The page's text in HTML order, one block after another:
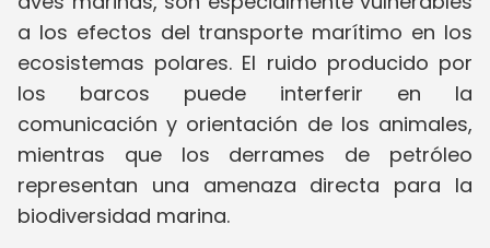
a los efectos del transporte marítimo en los
ecosistemas polares. El ruido producido por
los barcos puede interferir en la
comunicación y orientación de los animales,
mientras que los derrames de petróleo
representan una amenaza directa para la
biodiversidad marina.